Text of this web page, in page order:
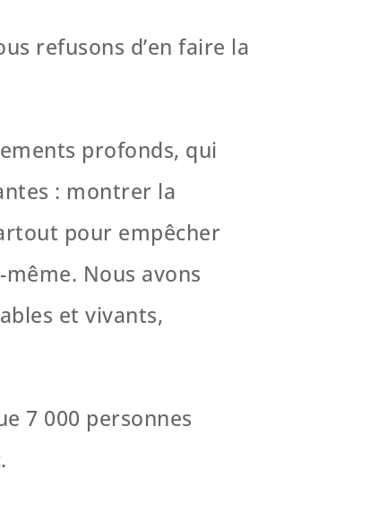
refusons d’en faire la
profonds, qui
: montrer la
pour empêcher
Nous avons
et vivants,
7 000 personnes